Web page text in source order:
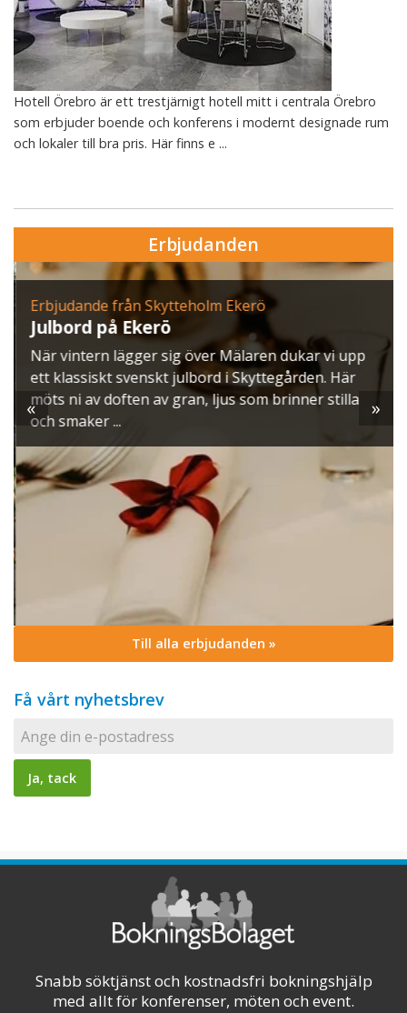
Hotell Örebro är ett trestjärnigt hotell mitt i centrala Örebro
som erbjuder boende och konferens i modernt designade rum
och lokaler till bra pris. Här finns e ...
Erbjudanden
Erbjudande från Skytteholm Ekerö
Julbord på Ekerö
När vintern lägger sig över Mälaren dukar vi upp
ett klassiskt svenskt julbord i Skyttegården. Här
möts ni av doften av gran, ljus som brinner stilla
och smaker ...
« »
Till alla erbjudanden »
Få vårt nyhetsbrev
Snabb söktjänst och kostnadsfri bokningshjälp
med allt för konferenser, möten och event.